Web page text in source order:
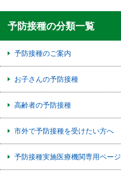
予防接種の分類一覧
予防接種のご案内
お子さんの予防接種
高齢者の予防接種
市外で予防接種を受けたい方へ
予防接種実施医療機関専用ページ